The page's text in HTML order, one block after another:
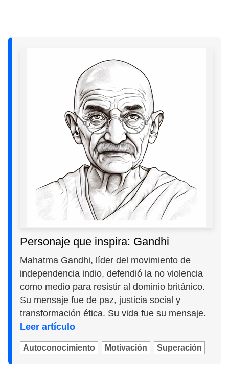
Personaje que inspira: Gandhi
Mahatma Gandhi, líder del movimiento de
independencia indio, defendió la no violencia
como medio para resistir al dominio británico.
Su mensaje fue de paz, justicia social y
transformación ética. Su vida fue su mensaje.
Leer artículo
Autoconocimiento Motivación Superación